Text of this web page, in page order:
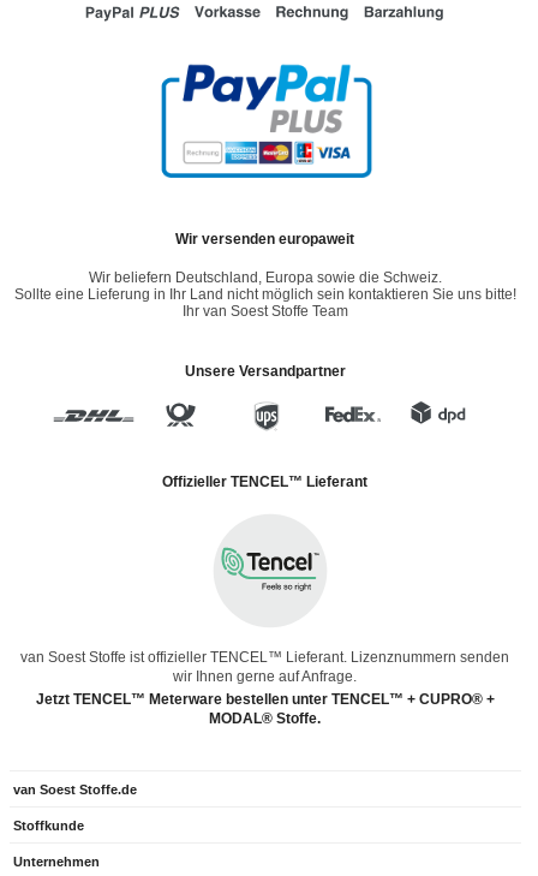
Wir versenden europaweit
Wir beliefern Deutschland, Europa sowie die Schweiz.
Sollte eine Lieferung in Ihr Land nicht möglich sein kontaktieren Sie uns bitte!
Ihr van Soest Stoffe Team
Unsere Versandpartner
Offizieller TENCEL™ Lieferant
van Soest Stoffe ist offizieller TENCEL™ Lieferant. Lizenznummern senden
wir Ihnen gerne auf Anfrage.
Jetzt TENCEL™ Meterware bestellen unter TENCEL™ + CUPRO® +
MODAL® Stoffe.
van Soest Stoffe.de
Stoffkunde
Unternehmen